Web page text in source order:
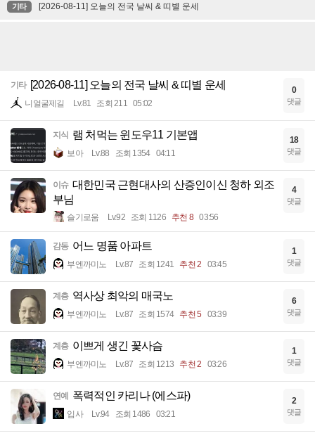
기타 [2026-08-11] 오늘의 전국 날씨 & 띠별 운세
기타 [2026-08-11] 오늘의 전국 날씨 & 띠별 운세
니얼굴제길 Lv.81 조회 211 05:02
0
댓글
지식 램 처먹는 윈도우11 기본앱
보아 Lv.88 조회 1354 04:11
18
댓글
이슈 대한민국 근현대사의 산증인이신 청하 외조
부님
슬기로움 Lv.92 조회 1126 추천 8 03:56
4
댓글
감동 어느 명품 아파트
부엔까미노 Lv.87 조회 1241 추천 2 03:45
1
댓글
계층 역사상 최악의 매국노
부엔까미노 Lv.87 조회 1574 추천 5 03:39
6
댓글
계층 이쁘게 생긴 꽃사슴
부엔까미노 Lv.87 조회 1213 추천 2 03:26
1
댓글
연예 폭력적인 카리나 (에스파)
입사 Lv.94 조회 1486 03:21
2
댓글